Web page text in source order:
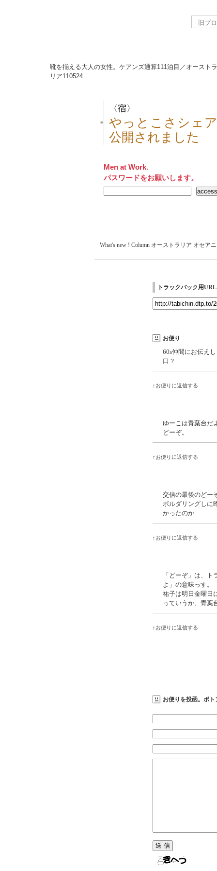
靴を揃える大人の女性。ケアンズ通算111泊目／オーストラ
リア110524
■
〈宿〉
やっとこさシェ
公開されました
Men at Work.
パスワードをお願いします。
What's new ! Column オーストラリア オセア
トラックバック用URL
お便り
60s仲間にお伝え
口？
↑お便りに返信する
ゆーこは青葉台だ
どーぞ。
↑お便りに返信する
交信の最後のどー
ボルダリングしに
かったのか
↑お便りに返信する
「どーぞ」は、
よ」の意味っす。
祐子は明日金曜日
っていうか、青葉
↑お便りに返信する
お便りを投函。ポト